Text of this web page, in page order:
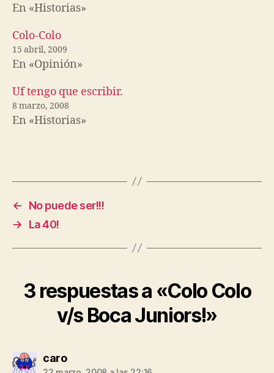
En «Historias»
Colo-Colo
15 abril, 2009
En «Opinión»
Uf tengo que escribir.
8 marzo, 2008
En «Historias»
←
No puede ser!!!
→
La 40!
3 respuestas a «Colo Colo
v/s Boca Juniors!»
carodice: